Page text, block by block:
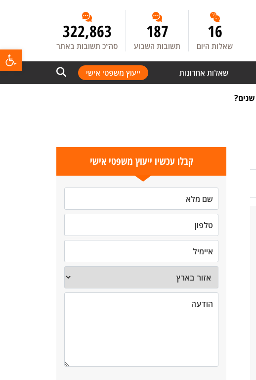
16
שאלות היום
187
תשובות השבוע
322,863
סה”כ תשובות באתר
שאלות אחרונות ייעוץ משפטי אישי
קבלו עכשיו ייעוץ משפטי אישי